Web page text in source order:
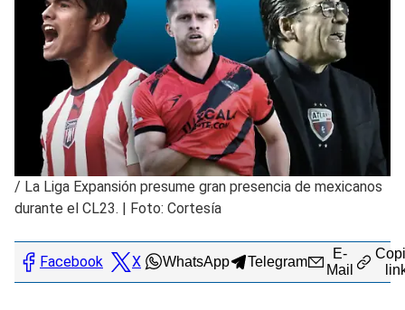
/ La Liga Expansión presume gran presencia de mexicanos
durante el CL23. | Foto: Cortesía
Facebook X WhatsApp Telegram
E-
Mail